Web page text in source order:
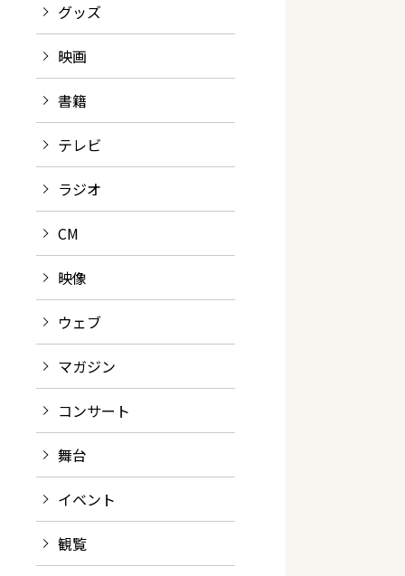
グッズ
映画
書籍
テレビ
ラジオ
CM
映像
ウェブ
マガジン
コンサート
舞台
イベント
観覧